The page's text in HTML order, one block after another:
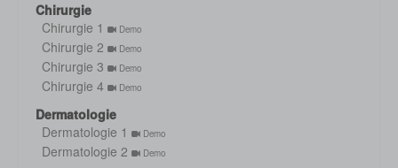
Chirurgie
Chirurgie 1
Demo
Chirurgie 2 Demo
Chirurgie 3 Demo
Chirurgie 4 Demo
Dermatologie
Dermatologie 1
Demo
Dermatologie 2 Demo